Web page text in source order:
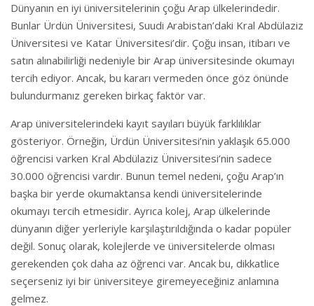
Dünyanın en iyi üniversitelerinin çoğu Arap ülkelerindedir.
Bunlar Ürdün Üniversitesi, Suudi Arabistan’daki Kral Abdülaziz
Üniversitesi ve Katar Üniversitesi’dir. Çoğu insan, itibarı ve
satın alınabilirliği nedeniyle bir Arap üniversitesinde okumayı
tercih ediyor. Ancak, bu kararı vermeden önce göz önünde
bulundurmanız gereken birkaç faktör var.
Arap üniversitelerindeki kayıt sayıları büyük farklılıklar
gösteriyor. Örneğin, Ürdün Üniversitesi’nin yaklaşık 65.000
öğrencisi varken Kral Abdülaziz Üniversitesi’nin sadece
30.000 öğrencisi vardır. Bunun temel nedeni, çoğu Arap’ın
başka bir yerde okumaktansa kendi üniversitelerinde
okumayı tercih etmesidir. Ayrıca kolej, Arap ülkelerinde
dünyanın diğer yerleriyle karşılaştırıldığında o kadar popüler
değil. Sonuç olarak, kolejlerde ve üniversitelerde olması
gerekenden çok daha az öğrenci var. Ancak bu, dikkatlice
seçerseniz iyi bir üniversiteye giremeyeceğiniz anlamına
gelmez.